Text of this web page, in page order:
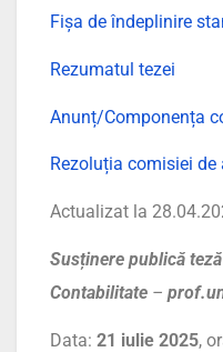
Fișa de îndeplinire
Rezumatul tezei
Anunț/Componența
Rezoluția comisiei de
Actualizat la
Susținere publică
Contabilitate –
Data: 21 iulie 2025,